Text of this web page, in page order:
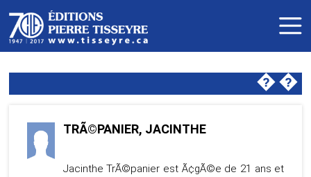
��
TRÃ©PANIER, JACINTHE
Jacinthe TrÃ©panier est Ã¢gÃ©e de 21 ans et